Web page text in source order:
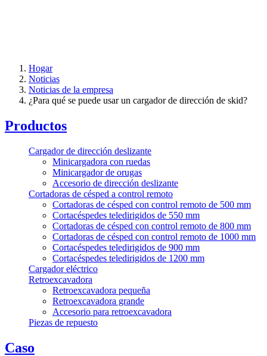
Hogar
Noticias
Noticias de la empresa
¿Para qué se puede usar un cargador de dirección de skid?
Productos
Cargador de dirección deslizante
Minicargadora con ruedas
Minicargador de orugas
Accesorio de dirección deslizante
Cortadoras de césped a control remoto
Cortadoras de césped con control remoto de 500 mm
Cortacéspedes teledirigidos de 550 mm
Cortadoras de césped con control remoto de 800 mm
Cortadoras de césped con control remoto de 1000 mm
Cortacéspedes teledirigidos de 900 mm
Cortacéspedes teledirigidos de 1200 mm
Cargador eléctrico
Retroexcavadora
Retroexcavadora pequeña
Retroexcavadora grande
Accesorio para retroexcavadora
Piezas de repuesto
Caso